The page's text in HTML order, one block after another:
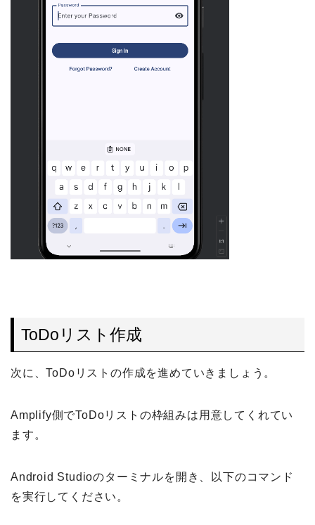
ToDoリスト作成
次に、ToDoリストの作成を進めていきましょう。
Amplify側でToDoリストの枠組みは用意してくれてい
ます。
Android Studioのターミナルを開き、以下のコマンド
を実行してください。